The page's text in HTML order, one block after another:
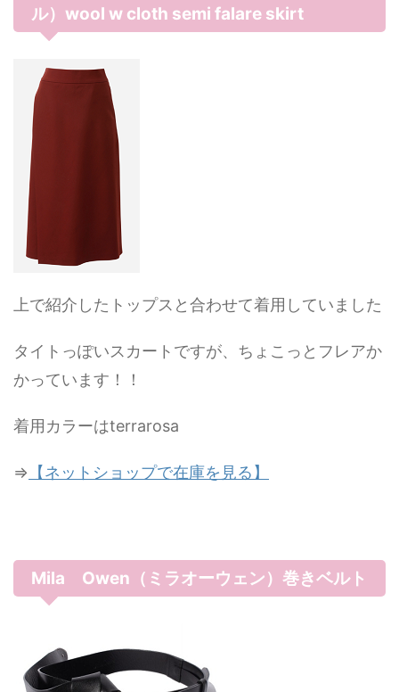
ル）wool w cloth semi falare skirt
上で紹介したトップスと合わせて着用していました
タイトっぽいスカートですが、ちょこっとフレアか
かっています！！
着用カラーはterrarosa
⇒ 【ネットショップで在庫を見る】
Mila Owen（ミラオーウェン）巻きベルト